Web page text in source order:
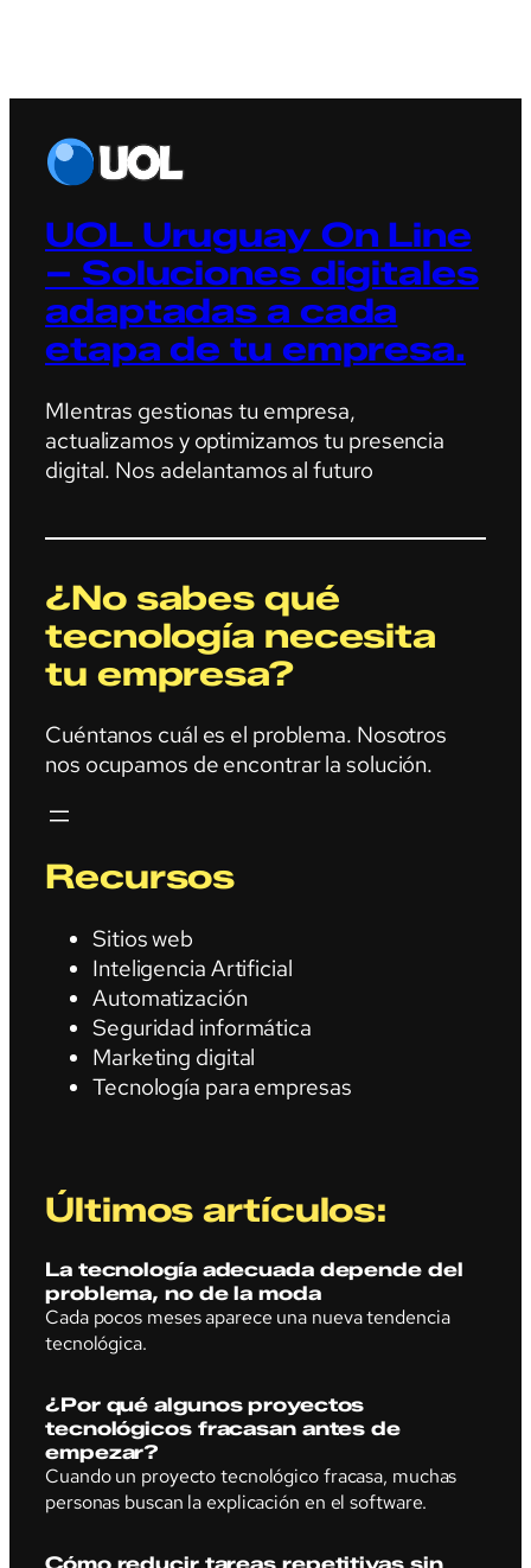
UOL Uruguay On Line
– Soluciones digitales
adaptadas a cada
etapa de tu empresa.
MIentras gestionas tu empresa,
actualizamos y optimizamos tu presencia
digital. Nos adelantamos al futuro
¿No sabes qué
tecnología necesita
tu empresa?
Cuéntanos cuál es el problema. Nosotros
nos ocupamos de encontrar la solución.
Recursos
Sitios web
Inteligencia Artificial
Automatización
Seguridad informática
Marketing digital
Tecnología para empresas
Últimos artículos:
La tecnología adecuada depende del
problema, no de la moda
Cada pocos meses aparece una nueva tendencia
tecnológica.
¿Por qué algunos proyectos
tecnológicos fracasan antes de
empezar?
Cuando un proyecto tecnológico fracasa, muchas
personas buscan la explicación en el software.
Cómo reducir tareas repetitivas sin